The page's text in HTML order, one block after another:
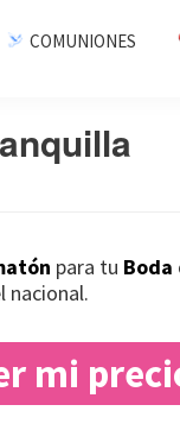
COMUNIONES
para tu Boda
nacional.
mi